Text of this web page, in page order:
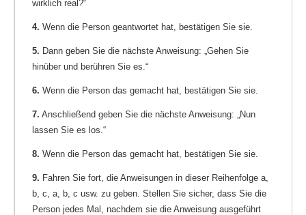
wirklich real?“
4. Wenn die Person geantwortet hat, bestätigen Sie sie.
5. Dann geben Sie die nächste Anweisung: „Gehen Sie
hinüber und berühren Sie es.“
6. Wenn die Person das gemacht hat, bestätigen Sie sie.
7. Anschließend geben Sie die nächste Anweisung: „Nun
lassen Sie es los.“
8. Wenn die Person das gemacht hat, bestätigen Sie sie.
9. Fahren Sie fort, die Anweisungen in dieser Reihenfolge a,
b, c, a, b, c usw. zu geben. Stellen Sie sicher, dass Sie die
Person jedes Mal, nachdem sie die Anweisung ausgeführt